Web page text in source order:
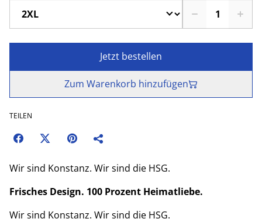
Jetzt bestellen
Zum Warenkorb hinzufügen
TEILEN
Wir sind Konstanz. Wir sind die HSG.
Frisches Design. 100 Prozent Heimatliebe.
Wir sind Konstanz. Wir sind die HSG.